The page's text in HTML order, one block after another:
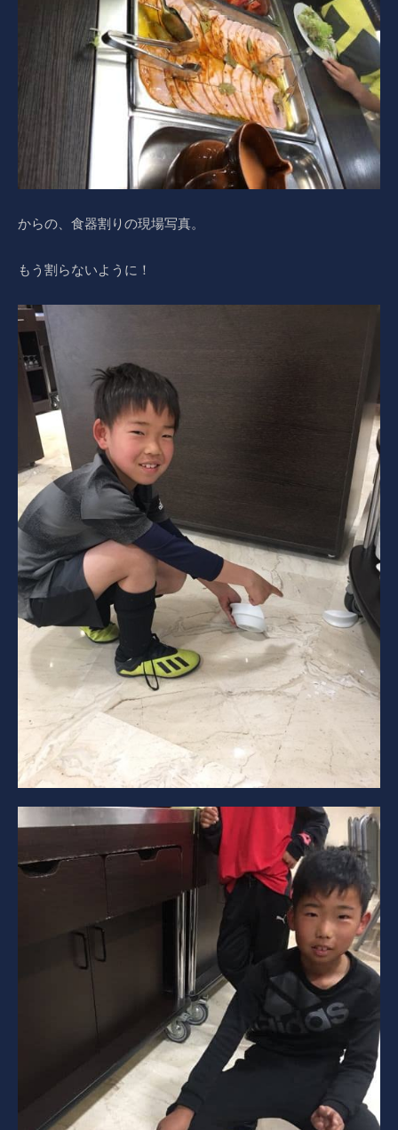
からの、食器割りの現場写真。
もう割らないように！